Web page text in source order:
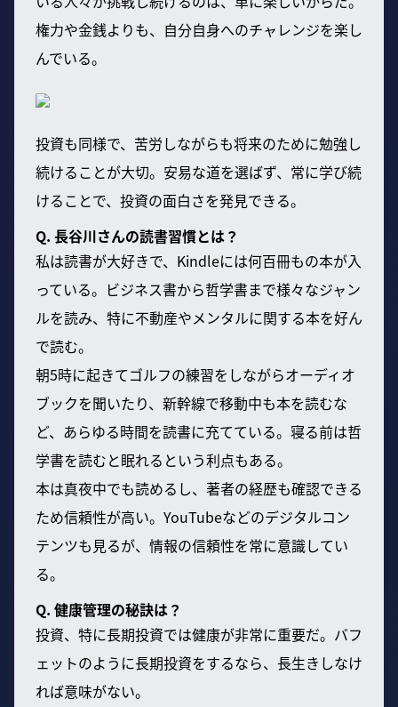
権力や金銭よりも、自分自身へのチャレンジを楽し
んでいる。
投資も同様で、苦労しながらも将来のために勉強し
続けることが大切。安易な道を選ばず、常に学び続
けることで、投資の面白さを発見できる。
Q. 長谷川さんの読書習慣とは？
私は読書が大好きで、Kindleには何百冊もの本が入
っている。ビジネス書から哲学書まで様々なジャン
ルを読み、特に不動産やメンタルに関する本を好ん
で読む。
朝5時に起きてゴルフの練習をしながらオーディオ
ブックを聞いたり、新幹線で移動中も本を読むな
ど、あらゆる時間を読書に充てている。寝る前は哲
学書を読むと眠れるという利点もある。
本は真夜中でも読めるし、著者の経歴も確認できる
ため信頼性が高い。YouTubeなどのデジタルコン
テンツも見るが、情報の信頼性を常に意識してい
る。
Q. 健康管理の秘訣は？
投資、特に長期投資では健康が非常に重要だ。バフ
ェットのように長期投資をするなら、長生きしなけ
れば意味がない。